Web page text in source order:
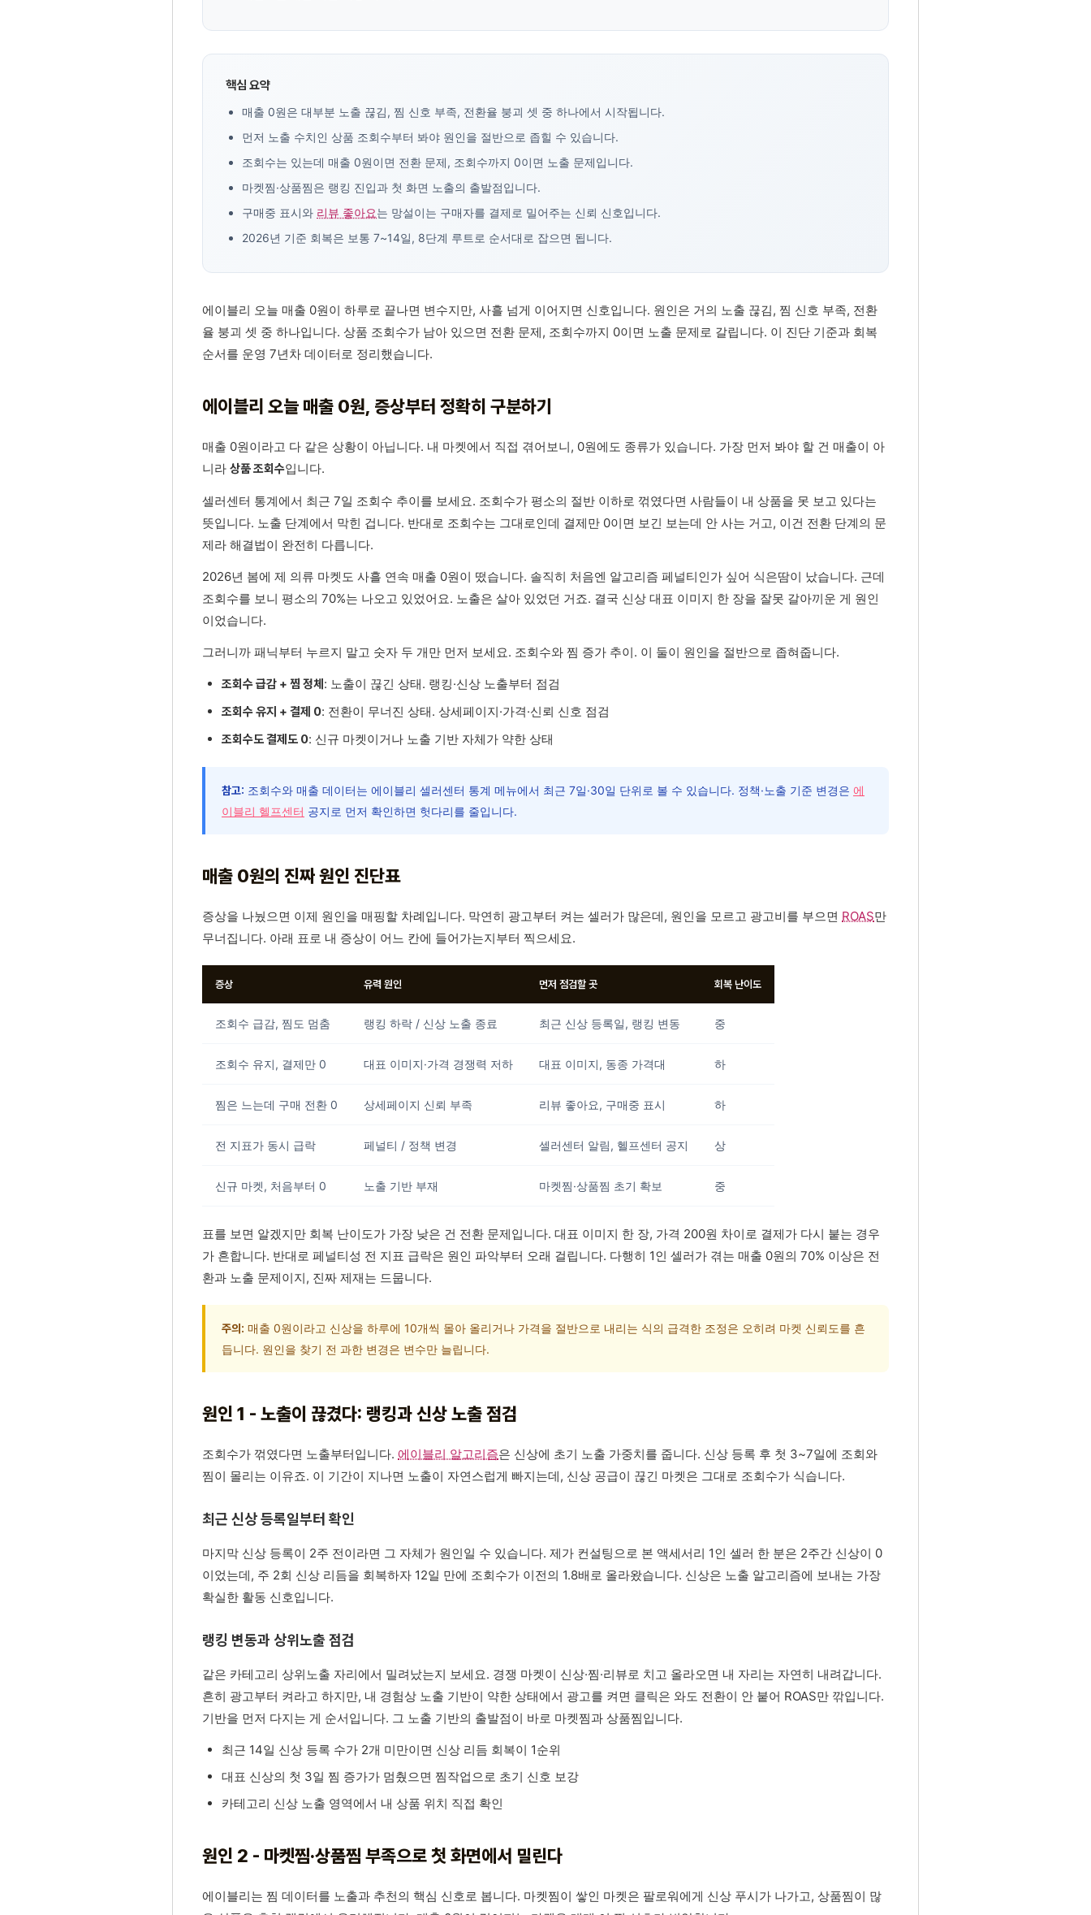
핵심 요약
매출 0원은 대부분 노출 끊김, 찜 신호 부족, 전환율 붕괴 셋 중 하나에서 시작됩니다.
먼저 노출 수치인 상품 조회수부터 봐야 원인을 절반으로 좁힐 수 있습니다.
조회수는 있는데 매출 0원이면 전환 문제, 조회수까지 0이면 노출 문제입니다.
마켓찜·상품찜은 랭킹 진입과 첫 화면 노출의 출발점입니다.
구매중 표시와 리뷰 좋아요는 망설이는 구매자를 결제로 밀어주는 신뢰 신호입니다.
2026년 기준 회복은 보통 7~14일, 8단계 루트로 순서대로 잡으면 됩니다.
에이블리 오늘 매출 0원이 하루로 끝나면 변수지만, 사흘 넘게 이어지면 신호입니다. 원인은 거의 노출 끊김, 찜 신호 부족, 전환
율 붕괴 셋 중 하나입니다. 상품 조회수가 남아 있으면 전환 문제, 조회수까지 0이면 노출 문제로 갈립니다. 이 진단 기준과 회복
순서를 운영 7년차 데이터로 정리했습니다.
에이블리 오늘 매출 0원, 증상부터 정확히 구분하기
매출 0원이라고 다 같은 상황이 아닙니다. 내 마켓에서 직접 겪어보니, 0원에도 종류가 있습니다. 가장 먼저 봐야 할 건 매출이 아
니라 상품 조회수입니다.
셀러센터 통계에서 최근 7일 조회수 추이를 보세요. 조회수가 평소의 절반 이하로 꺾였다면 사람들이 내 상품을 못 보고 있다는
뜻입니다. 노출 단계에서 막힌 겁니다. 반대로 조회수는 그대로인데 결제만 0이면 보긴 보는데 안 사는 거고, 이건 전환 단계의 문
제라 해결법이 완전히 다릅니다.
2026년 봄에 제 의류 마켓도 사흘 연속 매출 0원이 떴습니다. 솔직히 처음엔 알고리즘 페널티인가 싶어 식은땀이 났습니다. 근데
조회수를 보니 평소의 70%는 나오고 있었어요. 노출은 살아 있었던 거죠. 결국 신상 대표 이미지 한 장을 잘못 갈아끼운 게 원인
이었습니다.
그러니까 패닉부터 누르지 말고 숫자 두 개만 먼저 보세요. 조회수와 찜 증가 추이. 이 둘이 원인을 절반으로 좁혀줍니다.
조회수 급감 + 찜 정체 : 노출이 끊긴 상태. 랭킹·신상 노출부터 점검
조회수 유지 + 결제 0: 전환이 무너진 상태. 상세페이지·가격·신뢰 신호 점검
조회수도 결제도 0: 신규 마켓이거나 노출 기반 자체가 약한 상태
참고: 조회수와 매출 데이터는 에이블리 셀러센터 통계 메뉴에서 최근 7일·30일 단위로 볼 수 있습니다. 정책·노출 기준 변경은 에
이블리 헬프센터 공지로 먼저 확인하면 헛다리를 줄입니다.
매출 0원의 진짜 원인 진단표
증상을 나눴으면 이제 원인을 매핑할 차례입니다. 막연히 광고부터 켜는 셀러가 많은데, 원인을 모르고 광고비를 부으면 ROAS만
무너집니다. 아래 표로 내 증상이 어느 칸에 들어가는지부터 찍으세요.
증상 유력 원인 먼저 점검할 곳 회복 난이도
조회수 급감, 찜도 멈춤 랭킹 하락 / 신상 노출 종료 최근 신상 등록일, 랭킹 변동 중
조회수 유지, 결제만 0 대표 이미지·가격 경쟁력 저하 대표 이미지, 동종 가격대 하
찜은 느는데 구매 전환 0 상세페이지 신뢰 부족 리뷰 좋아요, 구매중 표시 하
전 지표가 동시 급락 페널티 / 정책 변경 셀러센터 알림, 헬프센터 공지 상
신규 마켓, 처음부터 0 노출 기반 부재 마켓찜·상품찜 초기 확보 중
표를 보면 알겠지만 회복 난이도가 가장 낮은 건 전환 문제입니다. 대표 이미지 한 장, 가격 200원 차이로 결제가 다시 붙는 경우
가 흔합니다. 반대로 페널티성 전 지표 급락은 원인 파악부터 오래 걸립니다. 다행히 1인 셀러가 겪는 매출 0원의 70% 이상은 전
환과 노출 문제이지, 진짜 제재는 드뭅니다.
주의: 매출 0원이라고 신상을 하루에 10개씩 몰아 올리거나 가격을 절반으로 내리는 식의 급격한 조정은 오히려 마켓 신뢰도를 흔
듭니다. 원인을 찾기 전 과한 변경은 변수만 늘립니다.
원인 1 - 노출이 끊겼다: 랭킹과 신상 노출 점검
조회수가 꺾였다면 노출부터입니다. 에이블리 알고리즘은 신상에 초기 노출 가중치를 줍니다. 신상 등록 후 첫 3~7일에 조회와
찜이 몰리는 이유죠. 이 기간이 지나면 노출이 자연스럽게 빠지는데, 신상 공급이 끊긴 마켓은 그대로 조회수가 식습니다.
최근 신상 등록일부터 확인
마지막 신상 등록이 2주 전이라면 그 자체가 원인일 수 있습니다. 제가 컨설팅으로 본 액세서리 1인 셀러 한 분은 2주간 신상이 0
이었는데, 주 2회 신상 리듬을 회복하자 12일 만에 조회수가 이전의 1.8배로 올라왔습니다. 신상은 노출 알고리즘에 보내는 가장
확실한 활동 신호입니다.
랭킹 변동과 상위노출 점검
같은 카테고리 상위노출 자리에서 밀려났는지 보세요. 경쟁 마켓이 신상·찜·리뷰로 치고 올라오면 내 자리는 자연히 내려갑니다.
흔히 광고부터 켜라고 하지만, 내 경험상 노출 기반이 약한 상태에서 광고를 켜면 클릭은 와도 전환이 안 붙어 ROAS만 깎입니다.
기반을 먼저 다지는 게 순서입니다. 그 노출 기반의 출발점이 바로 마켓찜과 상품찜입니다.
최근 14일 신상 등록 수가 2개 미만이면 신상 리듬 회복이 1순위
대표 신상의 첫 3일 찜 증가가 멈췄으면 찜작업으로 초기 신호 보강
카테고리 신상 노출 영역에서 내 상품 위치 직접 확인
원인 2 - 마켓찜·상품찜 부족으로 첫 화면에서 밀린다
에이블리는 찜 데이터를 노출과 추천의 핵심 신호로 봅니다. 마켓찜이 쌓인 마켓은 팔로워에게 신상 푸시가 나가고, 상품찜이 많